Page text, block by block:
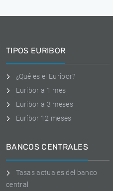
TIPOS EURIBOR
¿Qué es el Euribor?
Euribor a 1 mes
Euribor a 3 meses
Euríbor 12 meses
BANCOS CENTRALES
Tasas actuales del banco
central